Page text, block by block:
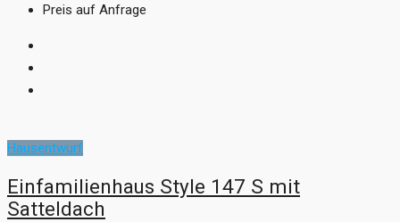
Preis auf Anfrage
Hausentwurf
Einfamilienhaus Style 147 S mit
Satteldach